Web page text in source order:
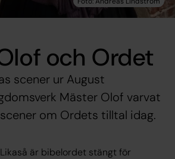
och Ordet
scener ur August
Mäster Olof varvat
om Ordets tilltal idag.
är bibelordet stängt för